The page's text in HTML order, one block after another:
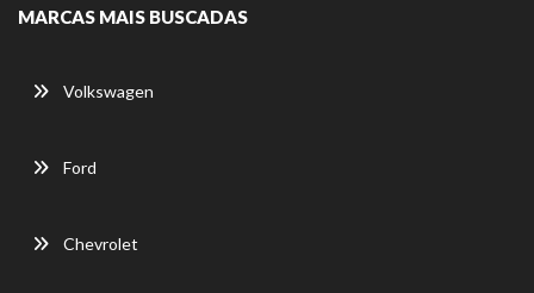
MARCAS MAIS BUSCADAS
Volkswagen
Ford
Chevrolet